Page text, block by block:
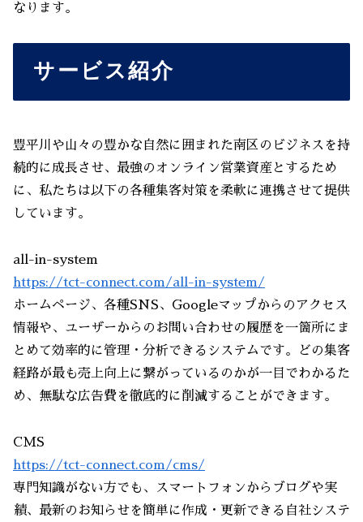
なります。
サービス紹介
豊平川や山々の豊かな自然に囲まれた南区のビジネスを持
続的に成長させ、最強のオンライン営業資産とするため
に、私たちは以下の各種集客対策を柔軟に連携させて提供
しています。
all-in-system
https://tct-connect.com/all-in-system/
ホームページ、各種SNS、Googleマップからのアクセス
情報や、ユーザーからのお問い合わせの履歴を一箇所にま
とめて効率的に管理・分析できるシステムです。どの集客
経路が最も売上向上に繋がっているのかが一目でわかるた
め、無駄な広告費を徹底的に削減することができます。
CMS
https://tct-connect.com/cms/
専門知識がない方でも、スマートフォンからブログや実
績、最新のお知らせを簡単に作成・更新できる自社システ